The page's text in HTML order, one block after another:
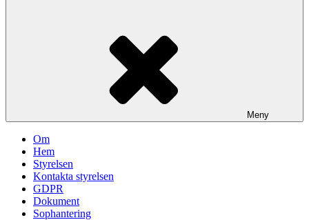
Meny
Om
Hem
Styrelsen
Kontakta styrelsen
GDPR
Dokument
Sophantering